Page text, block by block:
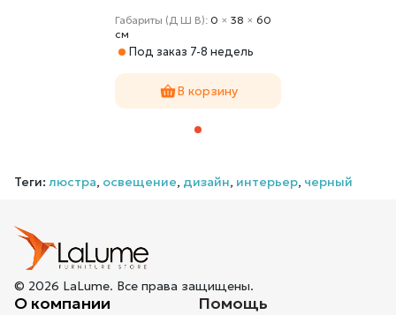
Габариты (Д Ш В): 0 × 38 × 60
cм
Под заказ 7-8 недель
В корзину
Теги: люстра, освещение, дизайн, интерьер, черный
© 2026 LaLume. Все права защищены.
О компании Помощь